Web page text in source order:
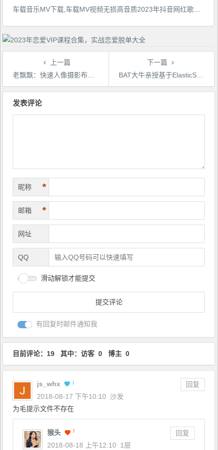
上一篇
老飘飘：快速人像摄影布光指南
下一篇
BAT大牛亲授基于ElasticSearch的搜房网实战
文
发表评论
昵称 *
邮箱 *
网址
QQ
滑动解锁才能提交
有回复时邮件通知我
目前评论：19 其中：访客 0 博主 0
js_whx 1
回复
2018-08-17 下午10:10
沙发
为毛提示文件不存在
猴头 7
回复
2018-08-18 上午12:10
1层